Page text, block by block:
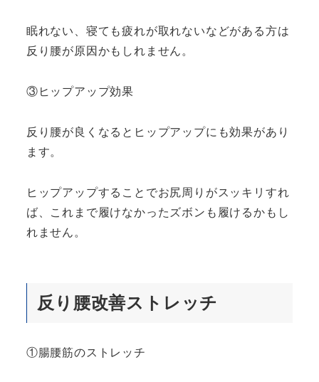
眠れない、寝ても疲れが取れないなどがある方は
反り腰が原因かもしれません。
③ヒップアップ効果
反り腰が良くなるとヒップアップにも効果があり
ます。
ヒップアップすることでお尻周りがスッキリすれ
ば、これまで履けなかったズボンも履けるかもし
れません。
反り腰改善ストレッチ
①腸腰筋のストレッチ